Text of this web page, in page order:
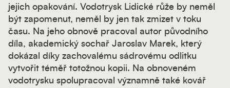
jejich opakování. Vodotrysk Lidické růže by neměl
být zapomenut, neměl by jen tak zmizet v toku
času. Na jeho obnově pracoval autor původního
díla, akademický sochař Jaroslav Marek, který
dokázal díky zachovalému sádrovému odlitku
vytvořit téměř totožnou kopii. Na obnoveném
vodotrysku spolupracoval významně také kovář